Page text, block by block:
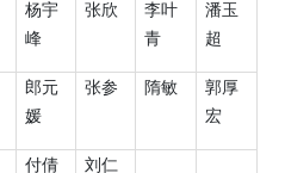
杨宇
峰
张欣
李叶
青
潘玉
超
郎元
媛
张参 隋敏
郭厚
宏
付倩 刘仁